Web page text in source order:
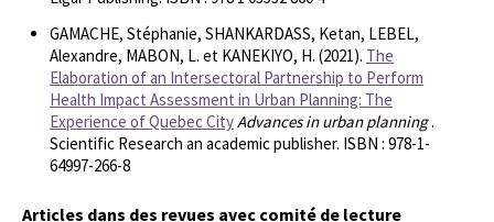
GAMACHE, Stéphanie, SHANKARDASS, Ketan, LEBEL,
Alexandre, MABON, L. et KANEKIYO, H. (2021). The
Elaboration of an Intersectoral Partnership to Perform
Health Impact Assessment in Urban Planning: The
Experience of Quebec CityAdvances in urban planning.
Scientific Research an academic publisher. ISBN : 978-1-
64997-266-8
Articles dans des revues avec comité de lecture